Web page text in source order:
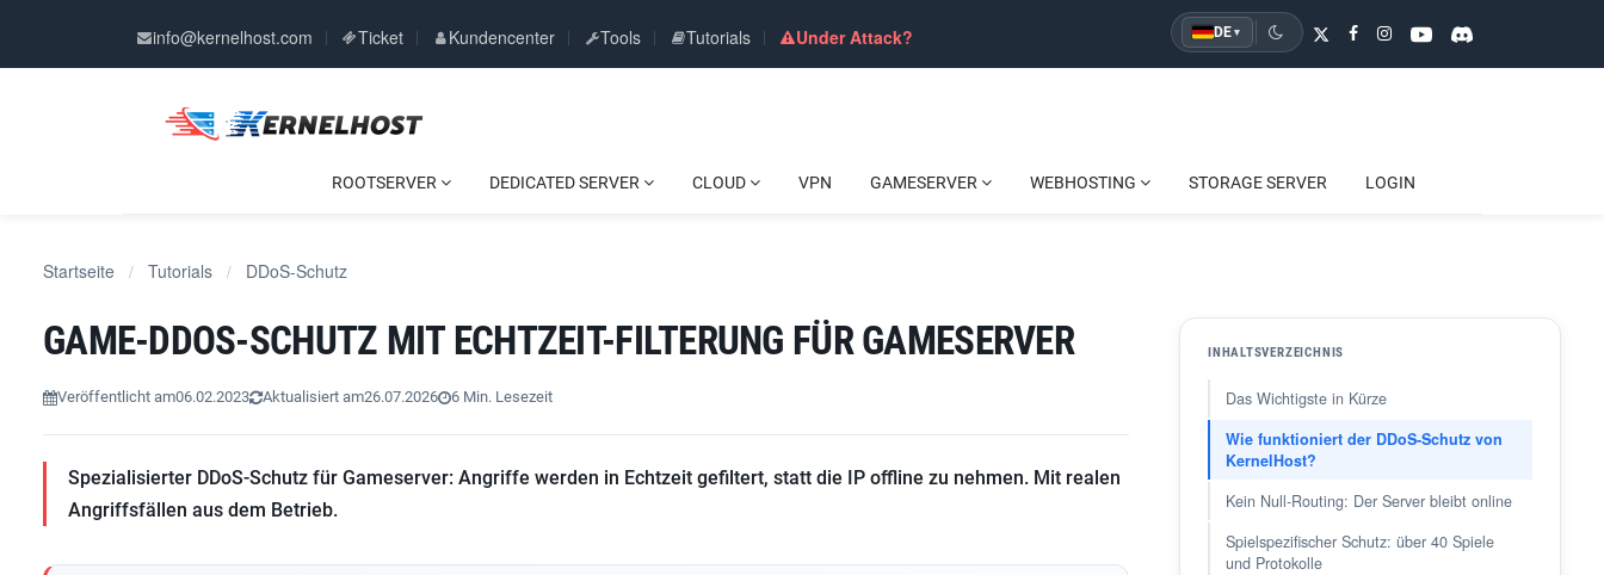
info@kernelhost.com Ticket Kundencenter Tools Tutorials Under Attack? DE ▾
ROOTSERVER DEDICATED SERVER CLOUD VPN GAMESERVER WEBHOSTING STORAGE SERVER LOGIN
Startseite / Tutorials / DDoS-Schutz
GAME-DDOS-SCHUTZ MIT ECHTZEIT-FILTERUNG FÜR GAMESERVER
Veröffentlicht am06.02.2023 Aktualisiert am26.07.2026 6 Min. Lesezeit
Spezialisierter DDoS-Schutz für Gameserver: Angriffe werden in Echtzeit gefiltert, statt die IP offline zu nehmen. Mit realen
Angriffsfällen aus dem Betrieb.
INHALTSVERZEICHNIS
Das Wichtigste in Kürze
Wie funktioniert der DDoS-Schutz von
KernelHost?
Kein Null-Routing: Der Server bleibt online
Spielspezifischer Schutz: über 40 Spiele
und Protokolle